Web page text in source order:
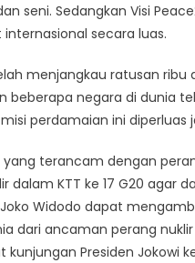
seni. Sedangkan Visi
secara luas.
menjangkau ratusan
beberapa negara di dunia
perdamaian ini diperluas
yang terancam dengan
dalam KTT ke 17 G20 agar
Widodo dapat
dari ancaman perang
Presiden Jokowi